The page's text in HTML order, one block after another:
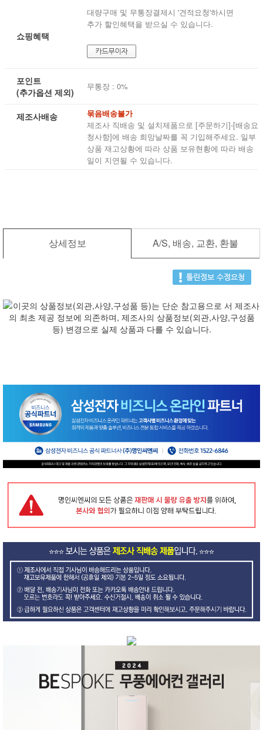
쇼핑혜택
대량구매 및 무통장결제시 '견적요청'하시면
추가 할인혜택을 받으실 수 있습니다.
포인트
(추가옵션 제외)
무통장 : 0%
제조사배송
묶음배송불가
제조사 직배송 및 설치제품으로 [주문하기]-[배송요
청사항]에 배송 희망날짜를 꼭 기입해주세요. 일부
상품 재고상황에 따라 상품 보유현황에 따라 배송
일이 지연될 수 있습니다.
상세정보 A/S, 배송, 교환, 환불